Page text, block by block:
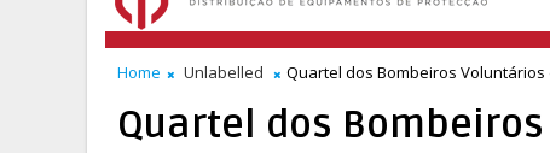
Home Unlabelled Quartel dos Bombeiros
Quartel dos